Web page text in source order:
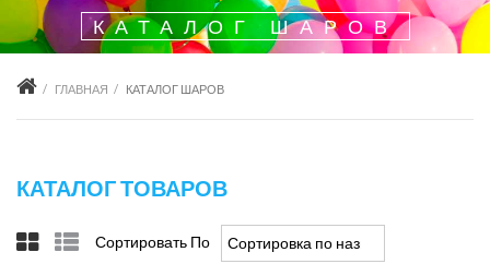
КАТАЛОГ ШАРОВ
ГЛАВНАЯ КАТАЛОГ ШАРОВ
КАТАЛОГ ТОВАРОВ
Сортировать По Сортировка по названию товара +/-